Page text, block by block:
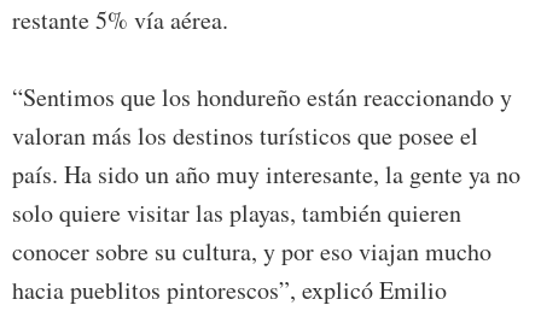
restante 5% vía aérea.
“Sentimos que los hondureño están reaccionando y
valoran más los destinos turísticos que posee el
país. Ha sido un año muy interesante, la gente ya no
solo quiere visitar las playas, también quieren
conocer sobre su cultura, y por eso viajan mucho
hacia pueblitos pintorescos”, explicó Emilio